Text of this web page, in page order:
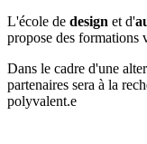
L'école de design et d'
propose des formations
Dans le cadre d'une
partenaires sera à la
polyvalent.e